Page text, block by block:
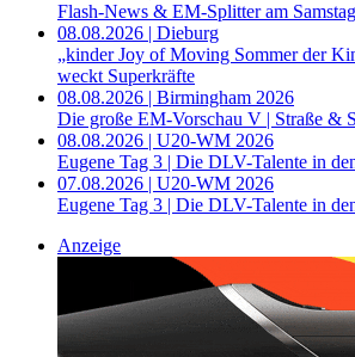
Flash-News & EM-Splitter am Samstag
08.08.2026 | Dieburg
„kinder Joy of Moving Sommer der
weckt Superkräfte
08.08.2026 | Birmingham 2026
Die große EM-Vorschau V | Straße &
08.08.2026 | U20-WM 2026
Eugene Tag 3 | Die DLV-Talente in
07.08.2026 | U20-WM 2026
Eugene Tag 3 | Die DLV-Talente in
Anzeige